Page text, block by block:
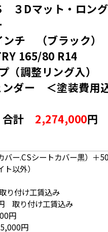
３Dマット・ロン
チ （ブラック）
165/80 R14
（調整リング入）
ンダー ＜塗装費用
合計 2,274,000円
バー.CSシートカバー黒）＋
以外）
り付け工賃込み
取り付け工賃込み
円
円